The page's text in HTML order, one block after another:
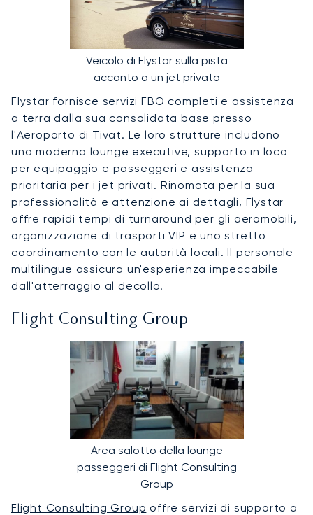
Veicolo di Flystar sulla pista
accanto a un jet privato
Flystar fornisce servizi FBO completi e assistenza
a terra dalla sua consolidata base presso
l'Aeroporto di Tivat. Le loro strutture includono
una moderna lounge executive, supporto in loco
per equipaggio e passeggeri e assistenza
prioritaria per i jet privati. Rinomata per la sua
professionalità e attenzione ai dettagli, Flystar
offre rapidi tempi di turnaround per gli aeromobili,
organizzazione di trasporti VIP e uno stretto
coordinamento con le autorità locali. Il personale
multilingue assicura un'esperienza impeccabile
dall'atterraggio al decollo.
Flight Consulting Group
Area salotto della lounge
passeggeri di Flight Consulting
Group
Flight Consulting Group offre servizi di supporto a